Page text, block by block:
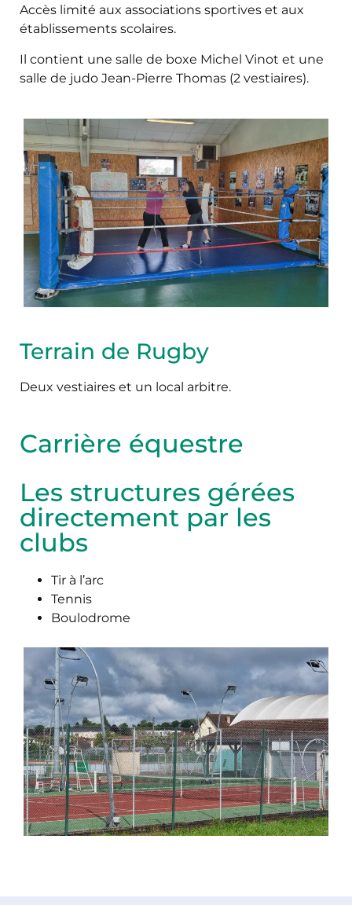
Accès limité aux associations sportives et aux
établissements scolaires.
Il contient une salle de boxe Michel Vinot et une
salle de judo Jean-Pierre Thomas (2 vestiaires).
Terrain de Rugby
Deux vestiaires et un local arbitre.
Carrière équestre
Les structures gérées
directement par les
clubs
Tir à l’arc
Tennis
Boulodrome